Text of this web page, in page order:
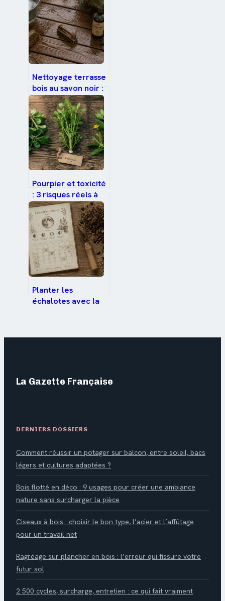
d’urbanisme pour
éviter l’amende
Nettoyage terrasse
bois au savon noir :
2 doses et 1
brossage pour un
résultat
impeccable
Pourpier et toxicité
: 3 risques réels à
connaître avant de
le consommer
Planter les
échalotes avec la
La Gazette Française
DERNIERS DOSSIERS
Comment réussir un potager sur balcon, entre soleil, bacs
légers et cultures adaptées ?
Bois flotté en déco : 9 usages pour créer une ambiance
nature sans surcharger la pièce
Ciseaux à bois : choisir le bon type, l’acier et l’affûtage
pour un travail net
Ragréage sur plancher en bois : l’erreur qui fissure votre
futur sol
2 500 cycles, surcharge, entretien : ce qui fait vraiment